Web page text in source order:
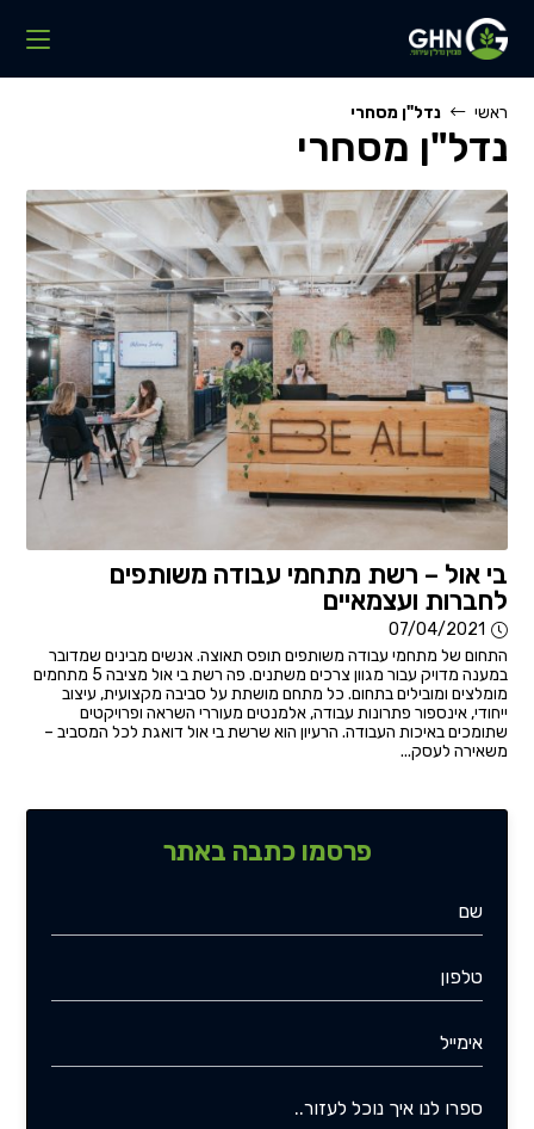
content
ראשי נדל"ן מסחרי
נדל"ן מסחרי
בי אול – רשת מתחמי עבודה משותפים
לחברות ועצמאיים
07/04/2021
התחום של מתחמי עבודה משותפים תופס תאוצה. אנשים מבינים שמדובר
במענה מדויק עבור מגוון צרכים משתנים. פה רשת בי אול מציבה 5 מתחמים
מומלצים ומובילים בתחום. כל מתחם מושתת על סביבה מקצועית, עיצוב
ייחודי, אינספור פתרונות עבודה, אלמנטים מעוררי השראה ופרויקטים
שתומכים באיכות העבודה. הרעיון הוא שרשת בי אול דואגת לכל המסביב –
משאירה לעסק...
פרסמו כתבה באתר